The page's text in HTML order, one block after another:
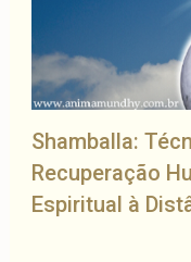
Shamballa:
Recuperação
Espiritual à